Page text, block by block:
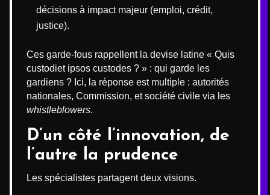
décisions à impact majeur (emploi, crédit,
justice).
Ces garde-fous rappellent la devise latine « Quis
custodiet ipsos custodes ? » : qui garde les
gardiens ? Ici, la réponse est multiple : autorités
nationales, Commission, et société civile via les
whistleblowers.
D’un côté l’innovation, de
l’autre la prudence
Les spécialistes partagent deux visions.